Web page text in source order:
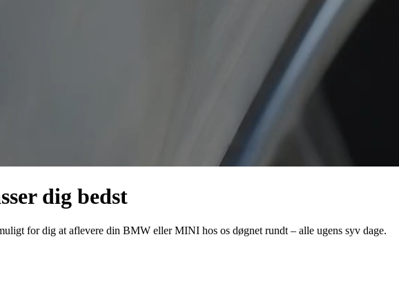
dig bedst
for dig at aflevere din BMW eller MINI hos os døgnet rundt – alle ugens syv dage.